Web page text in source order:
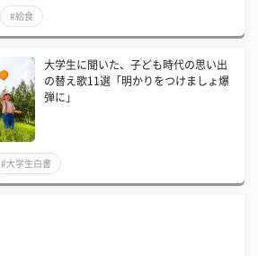
#給食
大学生に聞いた、子ども時代の思い出
の替え歌11選「明かりをつけましょ爆
弾に」
#大学生白書